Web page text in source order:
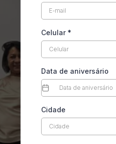
Celular *
Data de aniversário
Cidade